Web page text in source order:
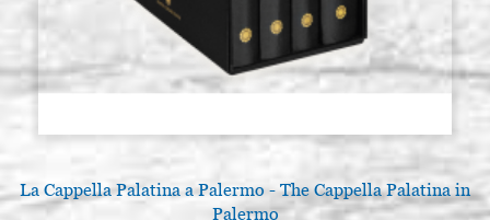
La Cappella Palatina a Palermo - The Cappella Palatina in
Palermo